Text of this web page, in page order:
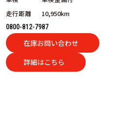
走行距離
10,950km
0800-812-7987
在庫お問い合わせ
詳細はこちら